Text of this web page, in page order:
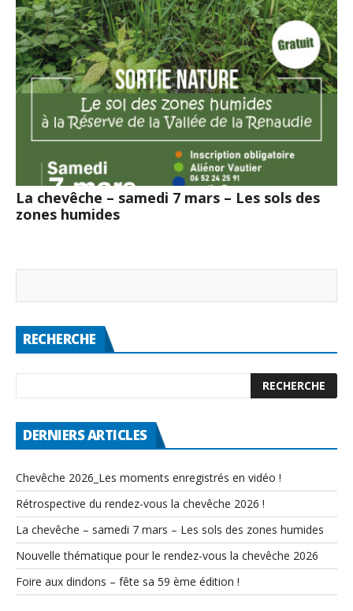
La chevêche – samedi 7 mars – Les sols des
zones humides
RECHERCHE
DERNIERS ARTICLES
Chevêche 2026_Les moments enregistrés en vidéo !
Rétrospective du rendez-vous la chevêche 2026 !
La chevêche – samedi 7 mars – Les sols des zones humides
Nouvelle thématique pour le rendez-vous la chevêche 2026
Foire aux dindons – fête sa 59 ème édition !